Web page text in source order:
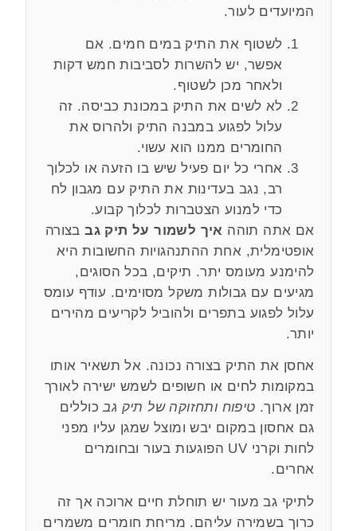
המיועדים לעור.
לשטוף את התיק במים חמים. אם
אפשר, יש להשרות לסביבות חמש דקות
ולאחר מכן לשטוף.
לא לשים את התיק במכונת כביסה. זה
עלול לפגוע במבנה התיק ולהרוס את
החומרים ממנו הוא עשוי.
אחרי כל יום פעיל שיש בו הזעה או לכלוך
רב, נגב בעדינות את התיק עם מגבון לח
כדי למנוע הצטברות לכלוך קבוע.
אם אתה תוהה איך לשמור על תיק גבבצורה
אופטימלית, אחת ההתנהגויות החשובות היא
להימנע מעומס יתר. תיקים, בכל הסוגים,
מגיעים עם גבולות משקל מסוימים. עודף עומס
עלול לפגוע בתפרים ולהוביל לקריעים מהירים
יותר.
אחסן את התיק בצורה נכונה. אל תשאיר אותו
במקומות לחים או חשופים לשמש ישירה לאורך
זמן ארוך. טיפוח ותחזוקה של תיק גבכוללים
גם אחסון במקום יבש ומוצל שמגן עליו מפני
לחות וקרני UV הפוגעות בעור ובחומרים
אחרים.
לתיקי גב מעור יש תוחלת חיים ארוכה אך זה
כרוך בשמירה עליהם. מריחת חומרים משמרים